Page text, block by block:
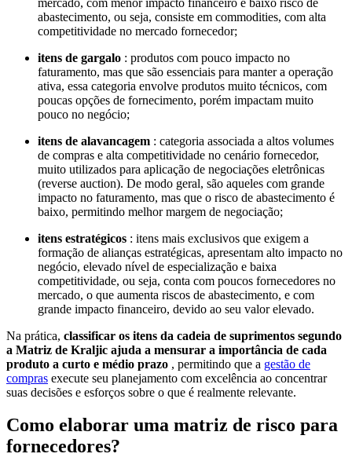
abastecimento, ou seja, consiste em commodities, com alta
competitividade no mercado fornecedor;
itens de gargalo : produtos com pouco impacto no
faturamento, mas que são essenciais para manter a operação
ativa, essa categoria envolve produtos muito técnicos, com
poucas opções de fornecimento, porém impactam muito
pouco no negócio;
itens de alavancagem : categoria associada a altos volumes
de compras e alta competitividade no cenário fornecedor,
muito utilizados para aplicação de negociações eletrônicas
(reverse auction). De modo geral, são aqueles com grande
impacto no faturamento, mas que o risco de abastecimento é
baixo, permitindo melhor margem de negociação;
itens estratégicos : itens mais exclusivos que exigem a
formação de alianças estratégicas, apresentam alto impacto no
negócio, elevado nível de especialização e baixa
competitividade, ou seja, conta com poucos fornecedores no
mercado, o que aumenta riscos de abastecimento, e com
grande impacto financeiro, devido ao seu valor elevado.
Na prática, classificar os itens da cadeia de suprimentos segundo
a Matriz de Kraljic ajuda a mensurar a importância de cada
produto a curto e médio prazo , permitindo que a gestão de
compras execute seu planejamento com excelência ao concentrar
suas decisões e esforços sobre o que é realmente relevante.
Como elaborar uma matriz de risco para
fornecedores?